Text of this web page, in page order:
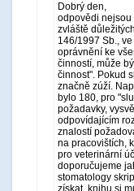
Dobrý den,
odpovědi nejsou
zvláště
146/1997 Sb.,
oprávnění ke
činností, může
činnost". Pokud
značně zúží.
bylo 180, pro
požadavky,
odpovídajícím
znalostí
na pracovištích,
pro veterinární
doporučujeme
stomatology
získat, knihu si